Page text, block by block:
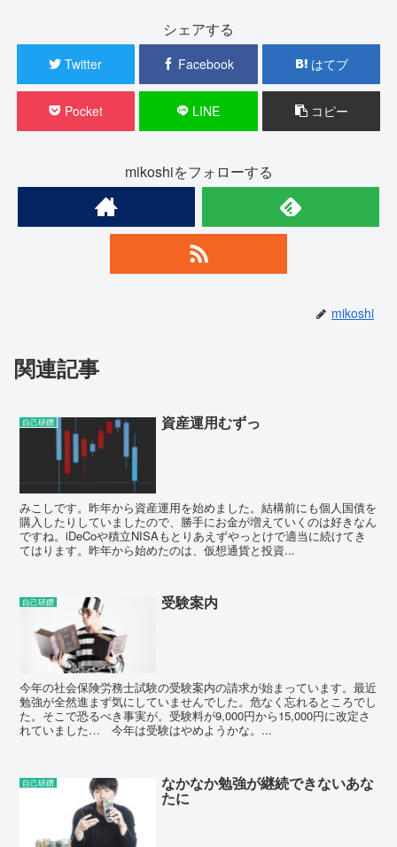
シェアする
Twitter Facebook はてブ
Pocket LINE コピー
mikoshiをフォローする
mikoshi
関連記事
自己研鑽 資産運用むずっ
みこしです。昨年から資産運用を始めました。結構前にも個人国債を
購入したりしていましたので、勝手にお金が増えていくのは好きなん
ですね。iDeCoや積立NISAもとりあえずやっとけで適当に続けてき
てはります。昨年から始めたのは、仮想通貨と投資...
自己研鑽 受験案内
今年の社会保険労務士試験の受験案内の請求が始まっています。最近
勉強が全然進まず気にしていませんでした。危なく忘れるところでし
た。そこで恐るべき事実が。受験料が9,000円から15,000円に改定さ
れていました… 今年は受験はやめようかな。...
自己研鑽 なかなか勉強が継続できないあな
たに